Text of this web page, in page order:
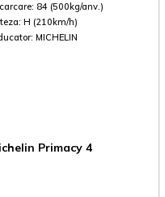
84 (500kg/anv.)
H (210km/h)
MICHELIN
Primacy 4